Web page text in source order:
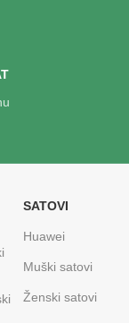
SATOVI
Huawei
Muški satovi
Ženski satovi